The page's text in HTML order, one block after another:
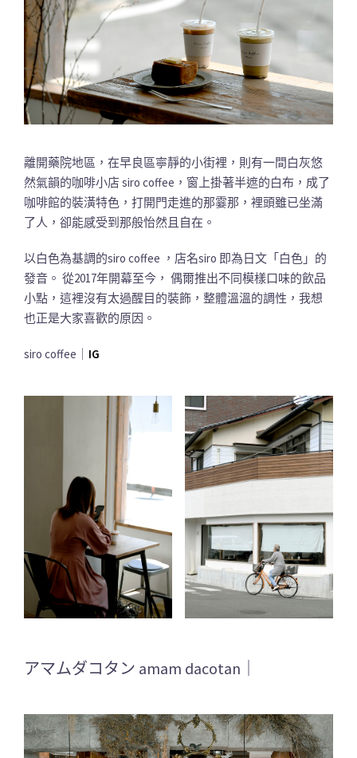
離開藥院地區，在早良區寧靜的小街裡，則有一間白灰悠
然氣韻的咖啡小店 siro coffee，窗上掛著半遮的白布，成了
咖啡館的裝潢特色，打開門走進的那霎那，裡頭雖已坐滿
了人，卻能感受到那般怡然且自在。
以白色為基調的siro coffee ，店名siro 即為日文「白色」的
發音。 從2017年開幕至今， 偶爾推出不同模樣口味的飲品
小點，這裡沒有太過醒目的裝飾，整體溫溫的調性，我想
也正是大家喜歡的原因。
siro coffee｜ IG
アマムダコタン amam dacotan｜